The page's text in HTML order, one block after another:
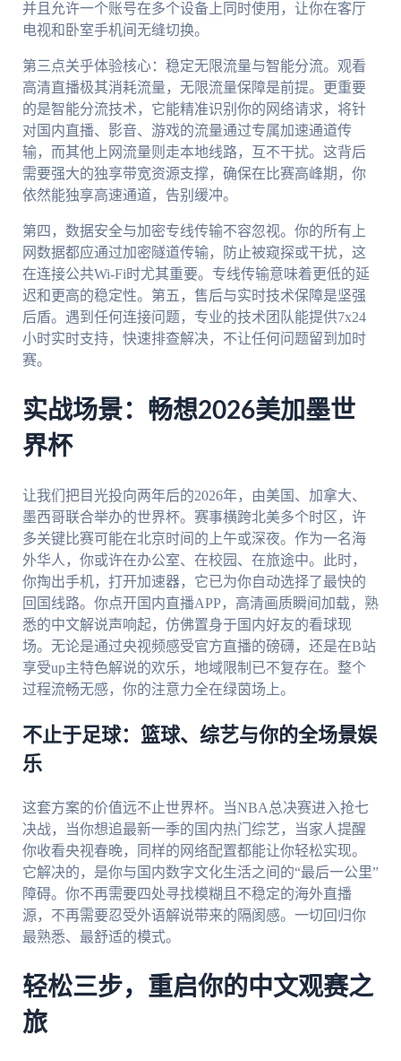
并且允许一个账号在多个设备上同时使用，让你在客厅
电视和卧室手机间无缝切换。
第三点关乎体验核心：稳定无限流量与智能分流。观看
高清直播极其消耗流量，无限流量保障是前提。更重要
的是智能分流技术，它能精准识别你的网络请求，将针
对国内直播、影音、游戏的流量通过专属加速通道传
输，而其他上网流量则走本地线路，互不干扰。这背后
需要强大的独享带宽资源支撑，确保在比赛高峰期，你
依然能独享高速通道，告别缓冲。
第四，数据安全与加密专线传输不容忽视。你的所有上
网数据都应通过加密隧道传输，防止被窥探或干扰，这
在连接公共Wi-Fi时尤其重要。专线传输意味着更低的延
迟和更高的稳定性。第五，售后与实时技术保障是坚强
后盾。遇到任何连接问题，专业的技术团队能提供7x24
小时实时支持，快速排查解决，不让任何问题留到加时
赛。
实战场景：畅想2026美加墨世
界杯
让我们把目光投向两年后的2026年，由美国、加拿大、
墨西哥联合举办的世界杯。赛事横跨北美多个时区，许
多关键比赛可能在北京时间的上午或深夜。作为一名海
外华人，你或许在办公室、在校园、在旅途中。此时，
你掏出手机，打开加速器，它已为你自动选择了最快的
回国线路。你点开国内直播APP，高清画质瞬间加载，熟
悉的中文解说声响起，仿佛置身于国内好友的看球现
场。无论是通过央视频感受官方直播的磅礴，还是在B站
享受up主特色解说的欢乐，地域限制已不复存在。整个
过程流畅无感，你的注意力全在绿茵场上。
不止于足球：篮球、综艺与你的全场景娱
乐
这套方案的价值远不止世界杯。当NBA总决赛进入抢七
决战，当你想追最新一季的国内热门综艺，当家人提醒
你收看央视春晚，同样的网络配置都能让你轻松实现。
它解决的，是你与国内数字文化生活之间的“最后一公里”
障碍。你不再需要四处寻找模糊且不稳定的海外直播
源，不再需要忍受外语解说带来的隔阂感。一切回归你
最熟悉、最舒适的模式。
轻松三步，重启你的中文观赛之
旅